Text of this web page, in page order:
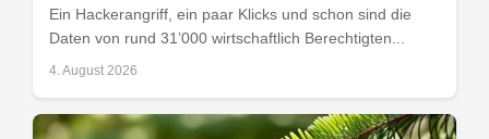
Ein Hackerangriff, ein paar Klicks und schon sind die
Daten von rund 31’000 wirtschaftlich Berechtigten...
4. August 2026